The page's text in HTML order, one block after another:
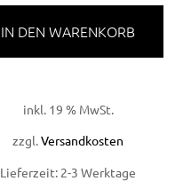
IN DEN WARENKORB
inkl. 19 % MwSt.
zzgl.Versandkosten
Lieferzeit: 2-3 Werktage